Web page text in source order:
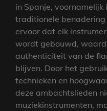
in Spanje, voornamelijk
traditionele
ervoor dat elk
wordt gebouwd,
authenticiteit van de
blijven. Door het
technieken en
deze ambachtslieden
muziekinstrumenten,